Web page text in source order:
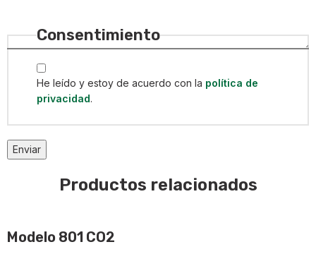
Consentimiento
He leído y estoy de acuerdo con la política de
privacidad.
Enviar
Productos relacionados
Modelo 801 CO2